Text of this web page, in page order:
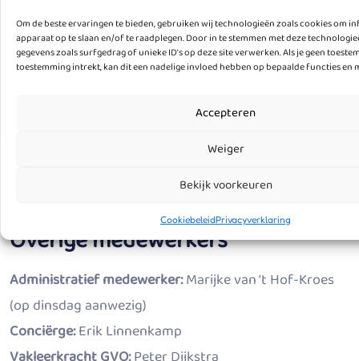
Om de beste ervaringen te bieden, gebruiken wij technologieën zoals cookies om
apparaat op te slaan en/of te raadplegen. Door in te stemmen met deze
gegevens zoals surfgedrag of unieke ID's op deze site verwerken. Als je geen
toestemming intrekt, kan dit een nadelige invloed hebben op bepaalde functies en
Accepteren
Weiger
Bekijk voorkeuren
CookiebeleidPrivacyverklaring
Overige medewerkers
Administratief medewerker:Marijke van 't Hof-Kroes
(op dinsdag aanwezig)
Conciërge:Erik Linnenkamp